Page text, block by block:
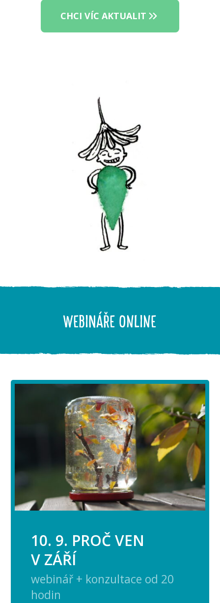
CHCI VÍC AKTUALIT
WEBINÁŘE online
10. 9. PROČ VEN
V ZÁŘÍ
webinář + konzultace od 20
hodin